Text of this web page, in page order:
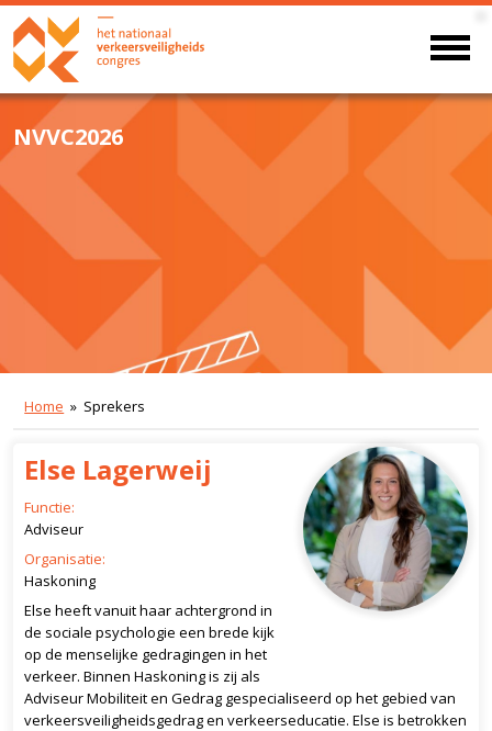
NVVC2026
Home » Sprekers
Else Lagerweij
Functie:
Adviseur
Organisatie:
Haskoning
Else heeft vanuit haar achtergrond in
de sociale psychologie een brede kijk
op de menselijke gedragingen in het
verkeer. Binnen Haskoning is zij als
Adviseur Mobiliteit en Gedrag gespecialiseerd op het gebied van
verkeersveiligheidsgedrag en verkeerseducatie. Else is betrokken